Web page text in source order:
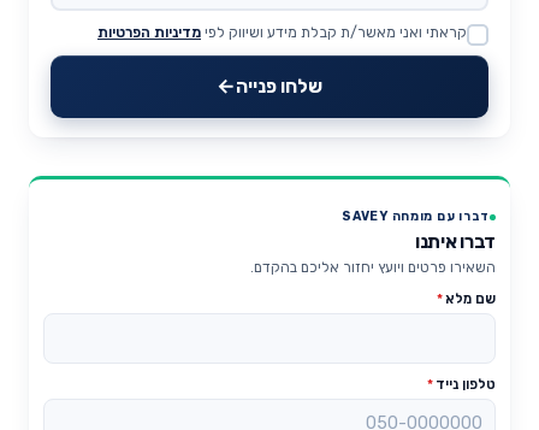
Website
קראתי ואני מאשר/ת קבלת מידע ושיווק לפי מדיניות הפרטיות
שלחו פנייה
דברו עם מומחה SAVEY
דברו איתנו
השאירו פרטים ויועץ יחזור אליכם בהקדם.
שם מלא*
טלפון נייד *